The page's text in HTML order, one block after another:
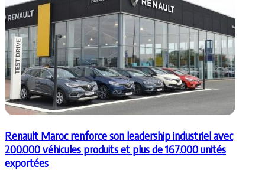
Renault Maroc renforce son leadership industriel avec
200.000 véhicules produits et plus de 167.000 unités
exportées